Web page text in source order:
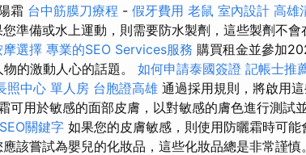
霜 台中筋膜刀療程 - 假牙費用 老鼠 室內設計 高雄
準備或水上運動，則需要防水製劑，這些製劑不會
選擇 專業的SEO Services服務 購買租金並參加
的激動人心的話題。 如何申請泰國簽證 記帳士推
照中心 單人房 台胞證高雄 通過採用規則，將啟用
用於敏感的面部皮膚，以對敏感的膚色進行測試
關鍵字 如果您的皮膚敏感，則使用防曬霜時可能
應該嘗試為嬰兒的化妝品，這些化妝品總是非常謹慎